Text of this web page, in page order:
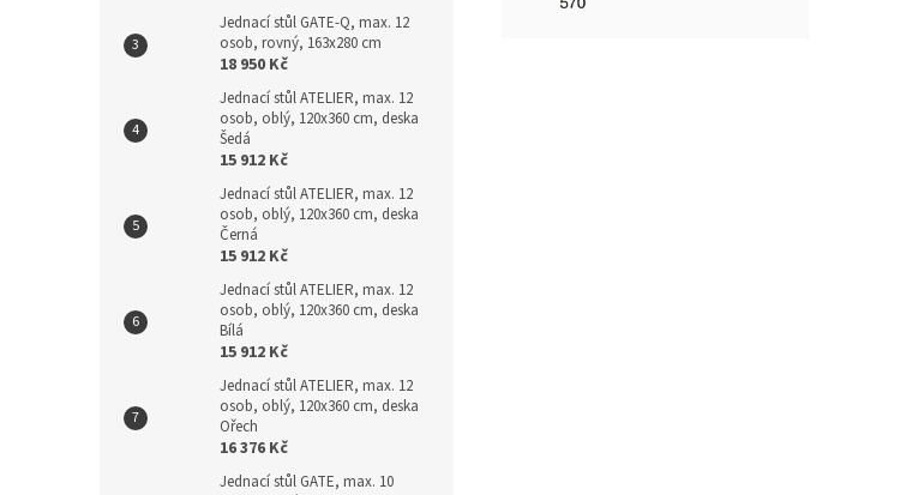
Jednací stůl GATE-Q, max. 12
osob, rovný, 163x280 cm
18 950 Kč
Jednací stůl ATELIER, max. 12
osob, oblý, 120x360 cm, deska
Šedá
15 912 Kč
Jednací stůl ATELIER, max. 12
osob, oblý, 120x360 cm, deska
Černá
15 912 Kč
Jednací stůl ATELIER, max. 12
osob, oblý, 120x360 cm, deska
Bílá
15 912 Kč
Jednací stůl ATELIER, max. 12
osob, oblý, 120x360 cm, deska
Ořech
16 376 Kč
Jednací stůl GATE, max. 10